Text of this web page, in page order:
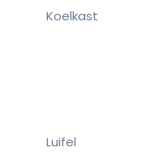
Koelkast
Luifel